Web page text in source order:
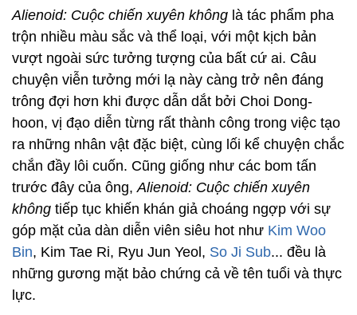
Alienoid: Cuộc chiến xuyên không là tác phẩm pha
trộn nhiều màu sắc và thể loại, với một kịch bản
vượt ngoài sức tưởng tượng của bất cứ ai. Câu
chuyện viễn tưởng mới lạ này càng trở nên đáng
trông đợi hơn khi được dẫn dắt bởi Choi Dong-
hoon, vị đạo diễn từng rất thành công trong việc tạo
ra những nhân vật đặc biệt, cùng lối kể chuyện chắc
chắn đầy lôi cuốn. Cũng giống như các bom tấn
trước đây của ông,Alienoid: Cuộc chiến xuyên
không tiếp tục khiến khán giả choáng ngợp với sự
góp mặt của dàn diễn viên siêu hot như Kim Woo
Bin, Kim Tae Ri, Ryu Jun Yeol, So Ji Sub... đều là
những gương mặt bảo chứng cả về tên tuổi và thực
lực.